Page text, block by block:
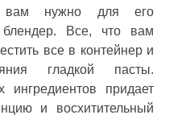
вам нужно для его
блендер. Все, что вам
все в контейнер и
гладкой пасты.
ингредиентов придает
и восхитительный